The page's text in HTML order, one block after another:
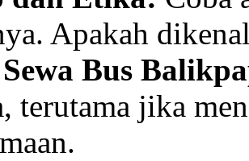
Apakah
Sewa Bus
terutama jika